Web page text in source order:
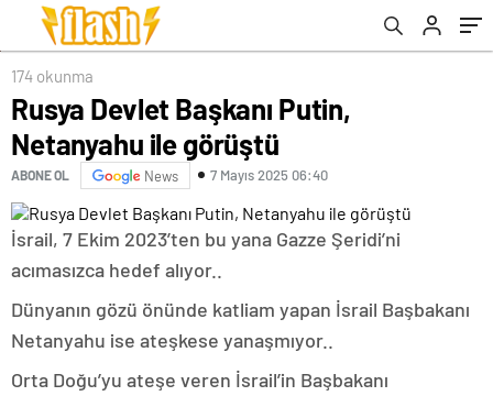
174 okunma
Rusya Devlet Başkanı Putin,
Netanyahu ile görüştü
ABONE OL News 7 Mayıs 2025 06:40
İsrail, 7 Ekim 2023’ten bu yana Gazze Şeridi’ni
acımasızca hedef alıyor..
Dünyanın gözü önünde katliam yapan İsrail Başbakanı
Netanyahu ise ateşkese yanaşmıyor..
Orta Doğu’yu ateşe veren İsrail’in Başbakanı